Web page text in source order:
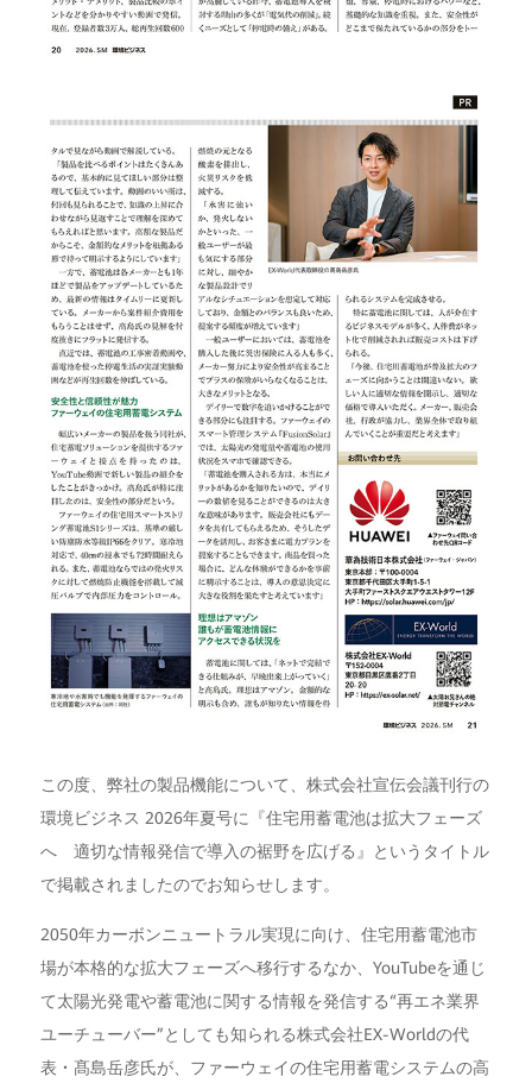
この度、弊社の製品機能について、株式会社宣伝会議刊行の
環境ビジネス 2026年夏号に『住宅用蓄電池は拡大フェーズ
へ 適切な情報発信で導入の裾野を広げる』というタイトル
で掲載されましたのでお知らせします。
2050年カーボンニュートラル実現に向け、住宅用蓄電池市
場が本格的な拡大フェーズへ移行するなか、YouTubeを通じ
て太陽光発電や蓄電池に関する情報を発信する“再エネ業界
ユーチューバー”としても知られる株式会社EX-Worldの代
表・髙島岳彦氏が、ファーウェイの住宅用蓄電システムの高